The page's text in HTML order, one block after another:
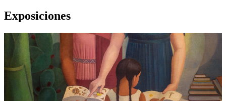
Exposiciones